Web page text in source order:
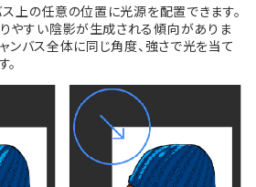
上の任意の位置に光源を配置できます。
やすい陰影が生成される傾向がありま
ンバス全体に同じ角度、強さで光を当て